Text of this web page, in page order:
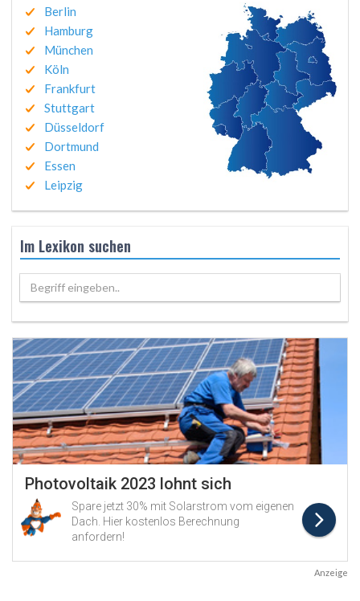
Berlin
Hamburg
München
Köln
Frankfurt
Stuttgart
Düsseldorf
Dortmund
Essen
Leipzig
Im Lexikon suchen
Begriff eingeben..
Anzeige